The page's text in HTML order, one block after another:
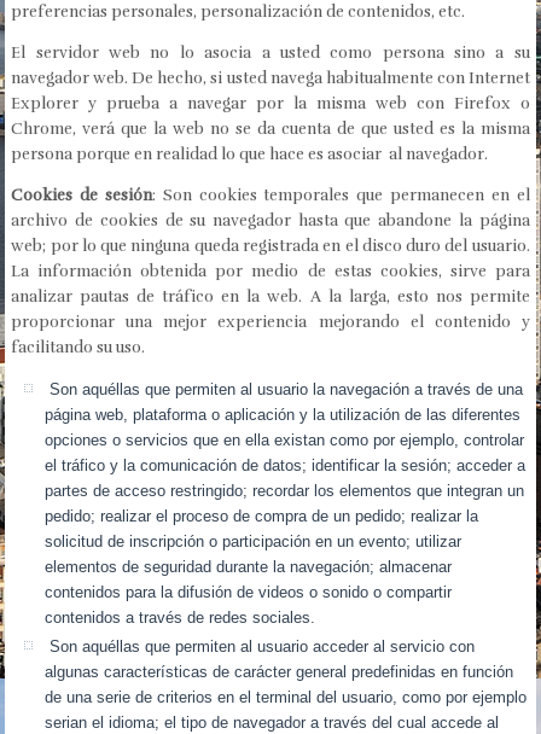
preferencias personales, personalización de contenidos, etc.
El servidor web no lo asocia a usted como persona sino a su
navegador web. De hecho, si usted navega habitualmente con Internet
Explorer y prueba a navegar por la misma web con Firefox o
Chrome, verá que la web no se da cuenta de que usted es la misma
persona porque en realidad lo que hace es asociar al navegador.
Cookies de sesión: Son cookies temporales que permanecen en el
archivo de cookies de su navegador hasta que abandone la página
web; por lo que ninguna queda registrada en el disco duro del usuario.
La información obtenida por medio de estas cookies, sirve para
analizar pautas de tráfico en la web. A la larga, esto nos permite
proporcionar una mejor experiencia mejorando el contenido y
facilitando su uso.
Son aquéllas que permiten al usuario la navegación a través de una
página web, plataforma o aplicación y la utilización de las diferentes
opciones o servicios que en ella existan como por ejemplo, controlar
el tráfico y la comunicación de datos; identificar la sesión; acceder a
partes de acceso restringido; recordar los elementos que integran un
pedido; realizar el proceso de compra de un pedido; realizar la
solicitud de inscripción o participación en un evento; utilizar
elementos de seguridad durante la navegación; almacenar
contenidos para la difusión de videos o sonido o compartir
contenidos a través de redes sociales.
Son aquéllas que permiten al usuario acceder al servicio con
algunas características de carácter general predefinidas en función
de una serie de criterios en el terminal del usuario, como por ejemplo
serian el idioma; el tipo de navegador a través del cual accede al